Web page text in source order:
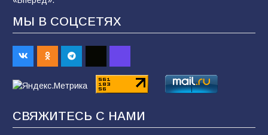
«Пургу нести — не поля переходить»: почему
заявления о мобилизации — это
пропагандистский вброс
образовательного кластера
МЫ В СОЦСЕТЯХ
СВЯЖИТЕСЬ С НАМИ